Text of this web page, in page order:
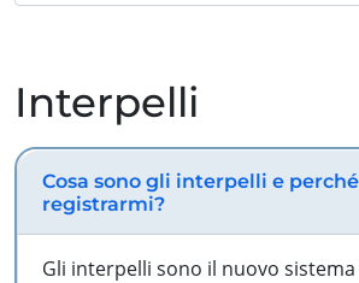
Interpelli
Cosa sono gli interpelli e
registrarmi?
Gli interpelli sono il nuovo